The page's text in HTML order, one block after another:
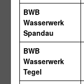
BWB
Wasserwerk
Spandau
BWB
Wasserwerk
Tegel